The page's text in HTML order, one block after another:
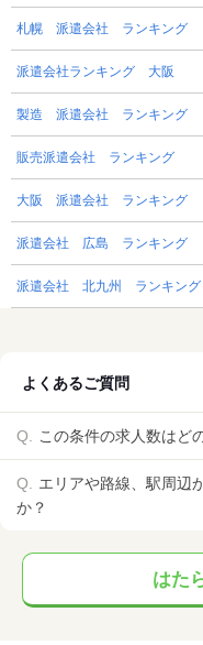
札幌 派遣会社 ランキング
派遣会社ランキング 大阪
製造 派遣会社 ランキング
販売派遣会社 ランキング
大阪 派遣会社 ランキング
派遣会社 広島 ランキング
派遣会社 北九州 ランキング
よくあるご質問
この条件の求人数はど
エリアや路線、駅周辺
か？
はた